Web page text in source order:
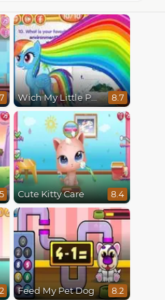
Wich My Little Pony are You? 8.7
Cute Kitty Care 8.4
Feed My Pet Dog 8.2